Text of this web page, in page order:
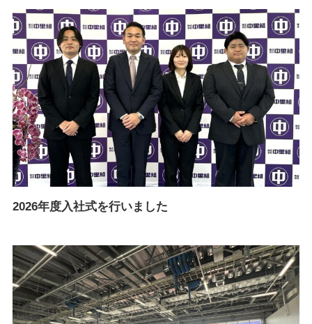
2026年度入社式を行いました